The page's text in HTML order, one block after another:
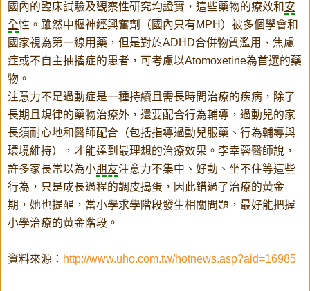
國內的臨床試驗及觀察性研究均證實，這些藥物的療效和 安
全性。雖然中樞神經興奮劑（國內只有MPH）被多個學會和
國家視為第一線用藥，但是對於ADHD合併物質濫用、焦慮
症或不自主抽搐症的患者，可考慮以Atomoxetine為首選的藥
物。
注意力不足過動症是一種持續且需長時間治療的疾病，除了
長期且規律的藥物治療外，還要配合行為輔導，過動兒的家
長須耐心地和醫師配合（包括指導過動兒服藥、行為輔導與
環境維持），才能達到最理想的治療效果。李幸蓉醫師說，
許多家長常以為小朋友注意力不集中、好動、坐不住等這些
行為，只是成長過程的調皮搗蛋，因此錯過了治療的黃金
期，她也提醒，當小學求學階段發生相關問題，最好能把握
小學治療的黃金階段。
資料來源： http://www.uho.com.tw/hotnews.asp?aid=16985